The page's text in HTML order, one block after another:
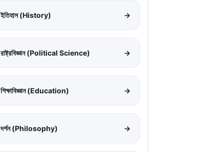
ইতিহাস (History) →
রাষ্ট্রবিজ্ঞান (Political Science) →
শিক্ষাবিজ্ঞান (Education) →
দর্শন (Philosophy) →